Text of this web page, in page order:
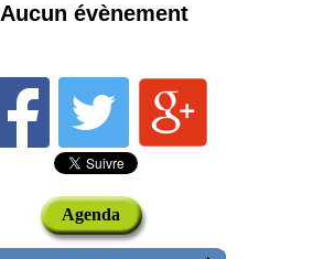
Aucun évènement
Agenda